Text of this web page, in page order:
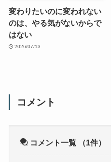
変わりたいのに変われない
のは、やる気がないからで
はない
2026/07/13
コメント
コメント一覧 （1件）